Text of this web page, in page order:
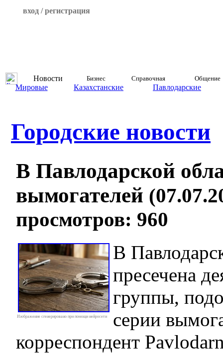
вход / регистрация
Новости Бизнес Справочная Общение
Мировые Казахстанские Павлодарские
Городские новости
В Павлодарской
вымогателей
просмотров: 960
Изображение сгенерировано при помощи нейросети
В
пресечена
группы,
серии
корреспондент